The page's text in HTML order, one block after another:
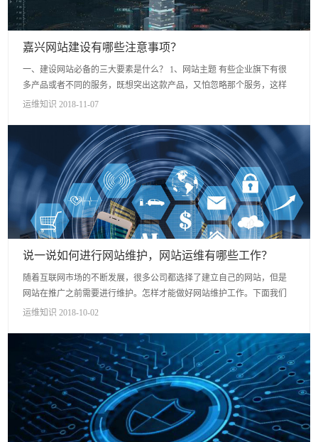
嘉兴网站建设有哪些注意事项？
一、建设网站必备的三大要素是什么？ 1、网站主题 有些企业旗下有很
多产品或者不同的服务，既想突出这款产品，又怕忽略那个服务，这样
做很容易造成一个网站有多个主题，不仅网站内容看起来杂...
运维知识 2018-11-07
说一说如何进行网站维护，网站运维有哪些工作？
随着互联网市场的不断发展，很多公司都选择了建立自己的网站，但是
网站在推广之前需要进行维护。怎样才能做好网站维护工作。下面我们
来谈谈这个问题。 1. 提高网站质量。 要想让你的网站受...
运维知识 2018-10-02